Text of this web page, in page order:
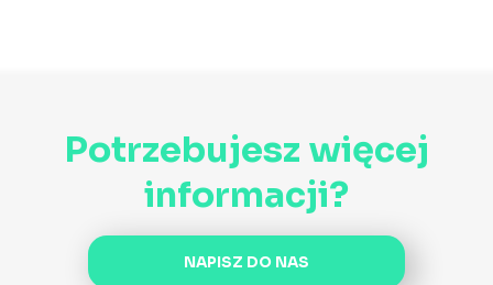
Potrzebujesz więcej
informacji?
NAPISZ DO NAS